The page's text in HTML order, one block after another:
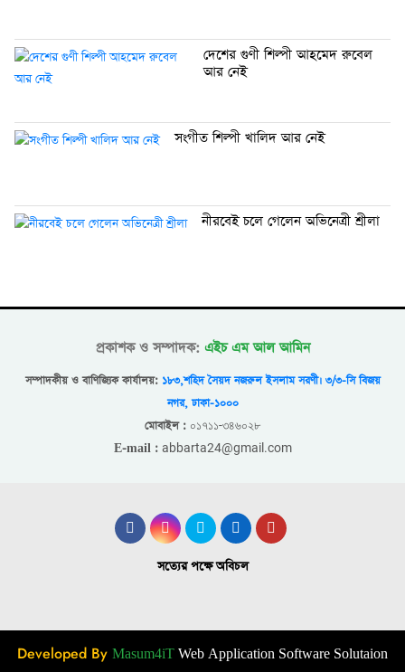
দেশের গুণী শিল্পী আহমেদ রুবেল
আর নেই
সংগীত শিল্পী খালিদ আর নেই
নীরবেই চলে গেলেন অভিনেত্রী শ্রীলা
প্রকাশক ও সম্পাদক: এইচ এম আল আমিন
সম্পাদকীয় ও বাণিজ্যিক কার্যালয়: ১৮৩,শহিদ সৈয়দ নজরুল ইসলাম সরণী। ৩/৩-সি বিজয়
নগর, ঢাকা-১০০০
মোবাইল : ০১৭১১-৩৪৬০২৮
E-mail : abbarta24@gmail.com
সত্যের পক্ষে অবিচল
Developed By Masum4iT Web Application Software Solutaion